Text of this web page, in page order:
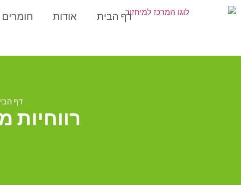
דף הבית אודות חומרים
דף
רווחיות